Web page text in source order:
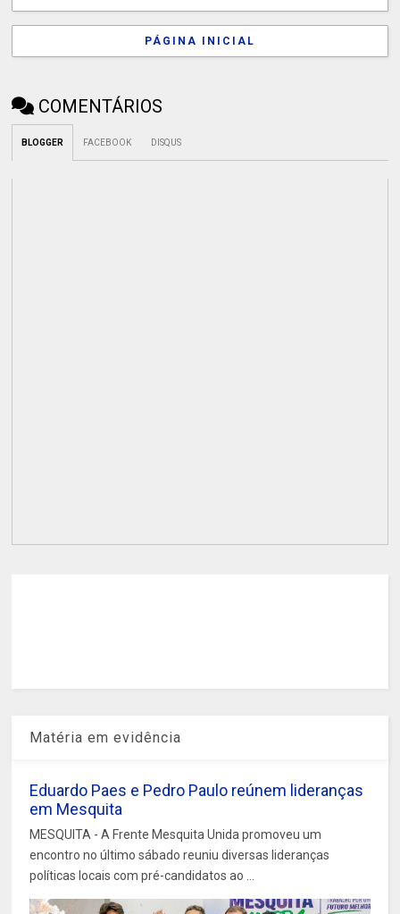
PÁGINA INICIAL
COMENTÁRIOS
BLOGGER FACEBOOK DISQUS
Matéria em evidência
Eduardo Paes e Pedro Paulo reúnem lideranças
em Mesquita
MESQUITA - A Frente Mesquita Unida promoveu um
encontro no último sábado reuniu diversas lideranças
políticas locais com pré-candidatos ao ...